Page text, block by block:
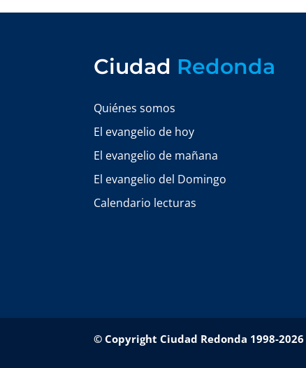
Ciudad Redonda
Quiénes somos
El evangelio de hoy
El evangelio de mañana
El evangelio del Domingo
Calendario lecturas
© Copyright Ciudad Redonda 1998-2026